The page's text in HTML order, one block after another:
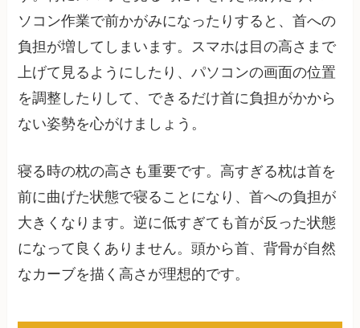
ソコン作業で前かがみになったりすると、首への
負担が増してしまいます。スマホは目の高さまで
上げて見るようにしたり、パソコンの画面の位置
を調整したりして、できるだけ首に負担がかから
ない姿勢を心がけましょう。
寝る時の枕の高さも重要です。高すぎる枕は首を
前に曲げた状態で寝ることになり、首への負担が
大きくなります。逆に低すぎても首が反った状態
になって良くありません。頭から首、背骨が自然
なカーブを描く高さが理想的です。